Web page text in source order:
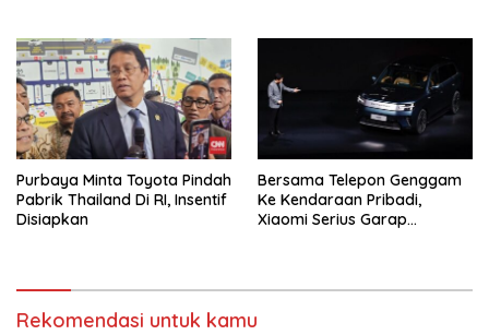
Purbaya Minta Toyota Pindah
Pabrik Thailand Di RI, Insentif
Disiapkan
Bersama Telepon Genggam
Ke Kendaraan Pribadi,
Xiaomi Serius Garap
Rekomendasi untuk kamu